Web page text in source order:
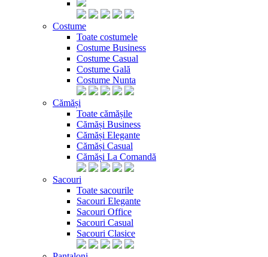
Costume
Toate costumele
Costume Business
Costume Casual
Costume Gală
Costume Nunta
Cămăși
Toate cămășile
Cămăși Business
Cămăși Elegante
Cămăși Casual
Cămăși La Comandă
Sacouri
Toate sacourile
Sacouri Elegante
Sacouri Office
Sacouri Casual
Sacouri Clasice